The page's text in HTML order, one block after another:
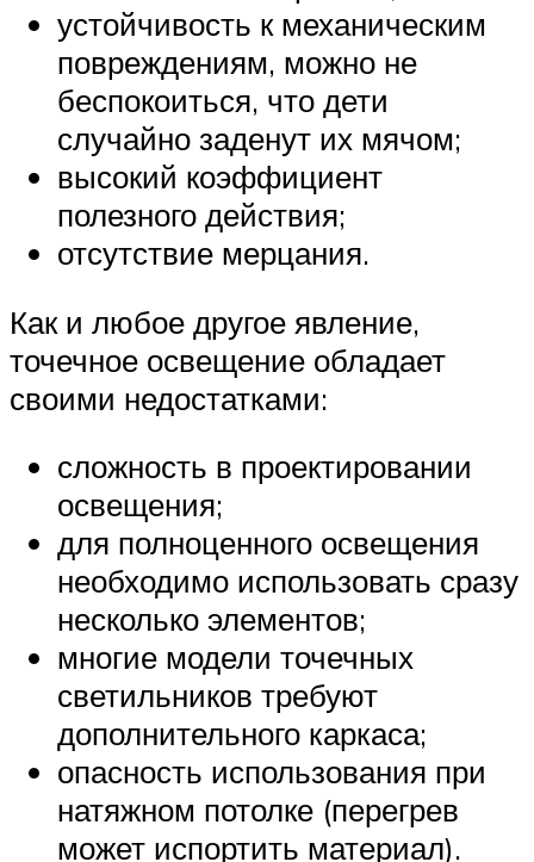
устойчивость к механическим
повреждениям, можно не
беспокоиться, что дети
случайно заденут их мячом;
высокий коэффициент
полезного действия;
отсутствие мерцания.
Как и любое другое явление,
точечное освещение обладает
своими недостатками:
сложность в проектировании
освещения;
для полноценного освещения
необходимо использовать сразу
несколько элементов;
многие модели точечных
светильников требуют
дополнительного каркаса;
опасность использования при
натяжном потолке (перегрев
может испортить материал).